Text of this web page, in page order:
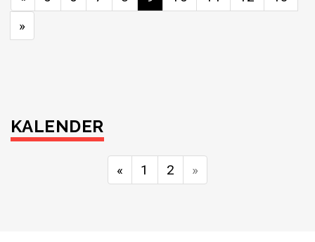
»
KALENDER
« 1 2 »